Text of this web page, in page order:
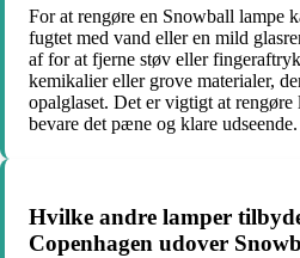
For at rengøre en Snowball lampe
fugtet med vand eller en mild
af for at fjerne støv eller
kemikalier eller grove materialer,
opalglaset. Det er vigtigt at
bevare det pæne og klare udseende.
Hvilke andre lamper
Copenhagen udover